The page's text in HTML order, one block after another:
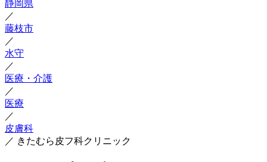
静岡県
／
藤枝市
／
水守
／
医療・介護
／
医療
／
皮膚科
／ きたむら皮フ科クリニック